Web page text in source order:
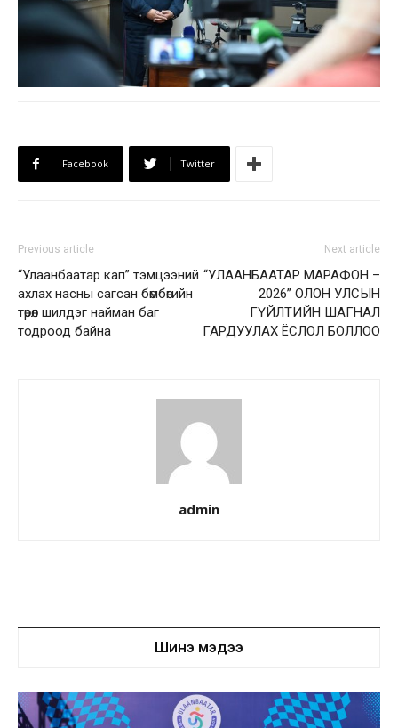
Facebook Twitter
Previous article
“Улаанбаатар кап” тэмцээний
ахлах насны сагсан бөмбөгийн
төрөл шилдэг найман баг
тодроод байна
Next article
“УЛААНБААТАР МАРАФОН –
2026” ОЛОН УЛСЫН
ГҮЙЛТИЙН ШАГНАЛ
ГАРДУУЛАХ ЁСЛОЛ БОЛЛОО
admin
Шинэ мэдээ